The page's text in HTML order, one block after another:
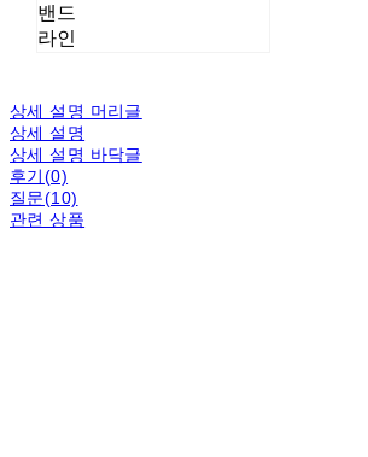
밴드
라인
상세 설명 머리글
상세 설명
상세 설명 바닥글
후기(0)
질문(10)
관련 상품